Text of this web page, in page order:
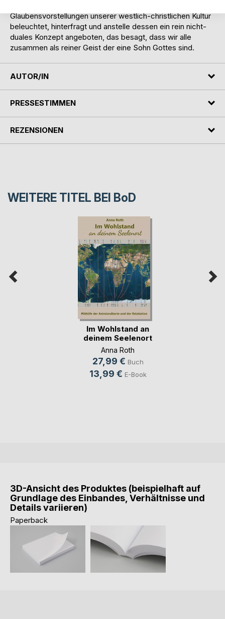
Glaubensvorstellungen unserer westlich-christlichen Kultur
beleuchtet, hinterfragt und anstelle dessen ein rein nicht-
duales Konzept angeboten, das besagt, dass wir alle
zusammen als reiner Geist der eine Sohn Gottes sind.
AUTOR/IN
PRESSESTIMMEN
REZENSIONEN
WEITERE TITEL BEI BoD
Im Wohlstand an
deinem Seelenort
Anna Roth
27,99 € Buch
13,99 € E-Book
3D-Ansicht des Produktes (beispielhaft auf
Grundlage des Einbandes, Verhältnisse und
Details variieren)
Paperback